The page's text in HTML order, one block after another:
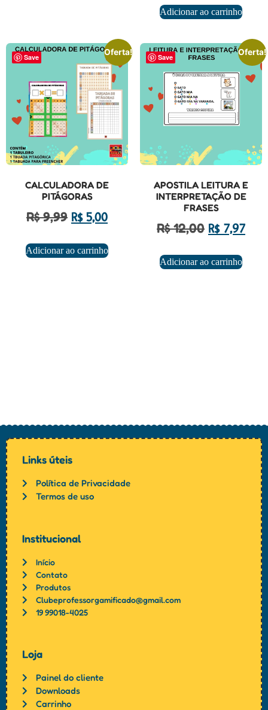
Adicionar ao carrinho
Save
Oferta!
CALCULADORA DE
PITÁGORAS
R$9,99 R$5,00
Adicionar ao carrinho
Save
Oferta!
APOSTILA LEITURA E
INTERPRETAÇÃO DE
FRASES
R$12,00 R$7,97
Adicionar ao carrinho
Links úteis
Política de Privacidade
Termos de uso
Institucional
Início
Contato
Produtos
Clubeprofessorgamificado@gmail.com
19 99018-4025
Loja
Painel do cliente
Downloads
Carrinho